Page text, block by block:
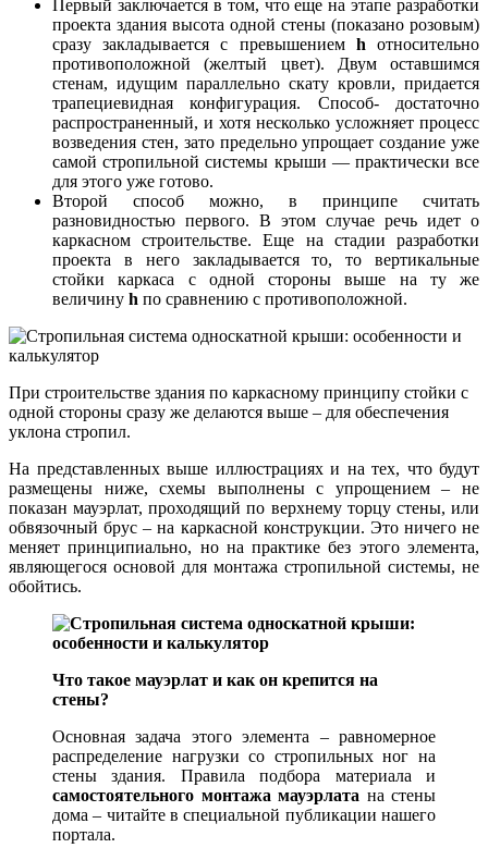
Первый заключается в том, что еще на этапе разработки
проекта здания высота одной стены (показано розовым)
сразу закладывается с превышением h относительно
противоположной (желтый цвет). Двум оставшимся
стенам, идущим параллельно скату кровли, придается
трапециевидная конфигурация. Способ- достаточно
распространенный, и хотя несколько усложняет процесс
возведения стен, зато предельно упрощает создание уже
самой стропильной системы крыши — практически все
для этого уже готово.
Второй способ можно, в принципе считать
разновидностью первого. В этом случае речь идет о
каркасном строительстве. Еще на стадии разработки
проекта в него закладывается то, то вертикальные
стойки каркаса с одной стороны выше на ту же
величину h по сравнению с противоположной.
При строительстве здания по каркасному принципу стойки с
одной стороны сразу же делаются выше – для обеспечения
уклона стропил.
На представленных выше иллюстрациях и на тех, что будут
размещены ниже, схемы выполнены с упрощением – не
показан мауэрлат, проходящий по верхнему торцу стены, или
обвязочный брус – на каркасной конструкции. Это ничего не
меняет принципиально, но на практике без этого элемента,
являющегося основой для монтажа стропильной системы, не
обойтись.
Что такое мауэрлат и как он крепится на
стены?
Основная задача этого элемента – равномерное
распределение нагрузки со стропильных ног на
стены здания. Правила подбора материала и
самостоятельного монтажа мауэрлата на стены
дома – читайте в специальной публикации нашего
портала.